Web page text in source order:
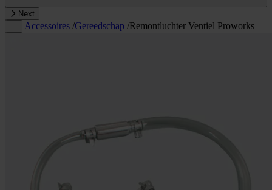
Next
Accessoires /Gereedschap /Remontluchter Ventiel Proworks